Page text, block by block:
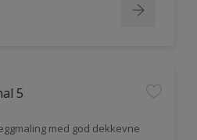
5
med god dekkevne